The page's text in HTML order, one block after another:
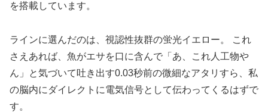
を搭載しています。
ラインに選んだのは、視認性抜群の蛍光イエロー。 これ
さえあれば、魚がエサを口に含んで「あ、これ人工物や
ん」と気づいて吐き出す0.03秒前の微細なアタリすら、私
の脳内にダイレクトに電気信号として伝わってくるはずで
す。